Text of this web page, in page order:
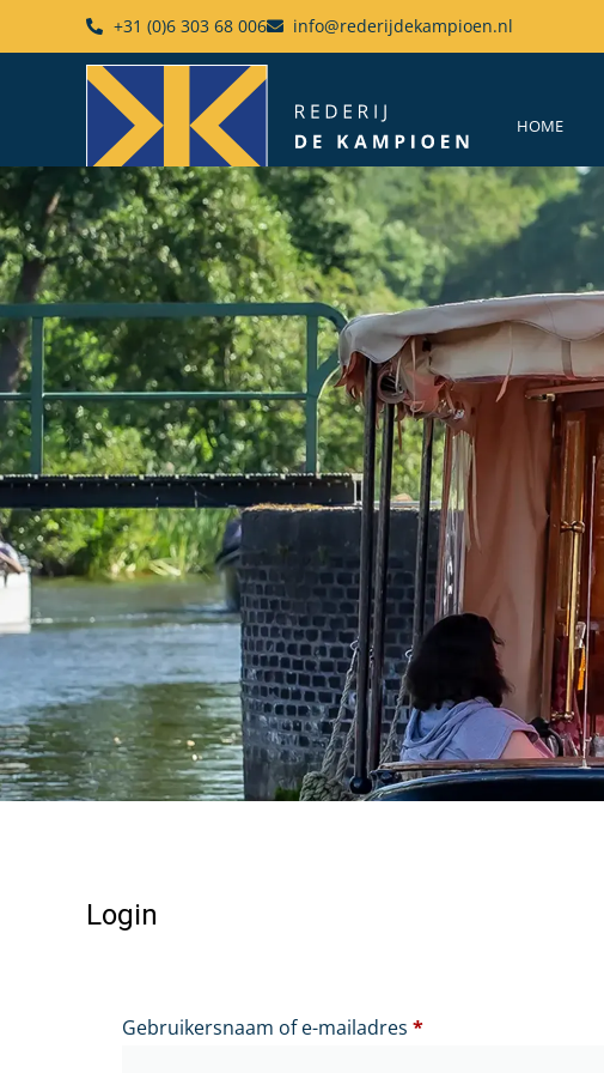
+31 (0)6 303 68 006 info@rederijdekampioen.nl
HOME
Login
Gebruikersnaam of e-mailadres *